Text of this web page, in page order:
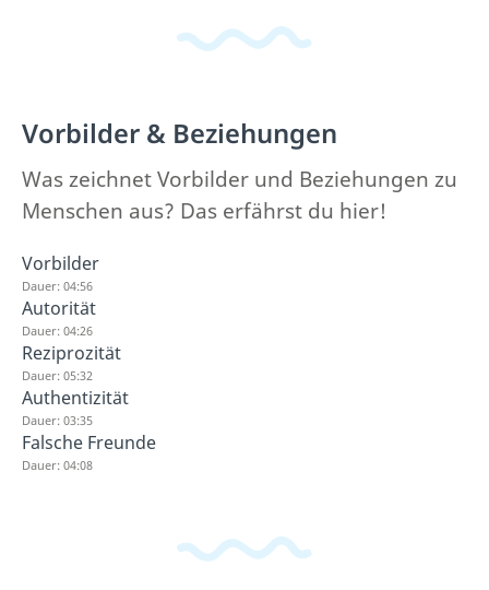
Vorbilder & Beziehungen
Was zeichnet Vorbilder und Beziehungen zu
Menschen aus? Das erfährst du hier!
Vorbilder
Dauer: 04:56
Autorität
Dauer: 04:26
Reziprozität
Dauer: 05:32
Authentizität
Dauer: 03:35
Falsche Freunde
Dauer: 04:08